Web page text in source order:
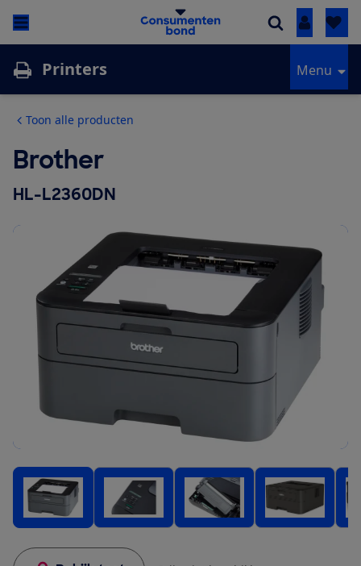
Inloggen
Printers Menu
Toon alle producten
Brother
HL-L2360DN